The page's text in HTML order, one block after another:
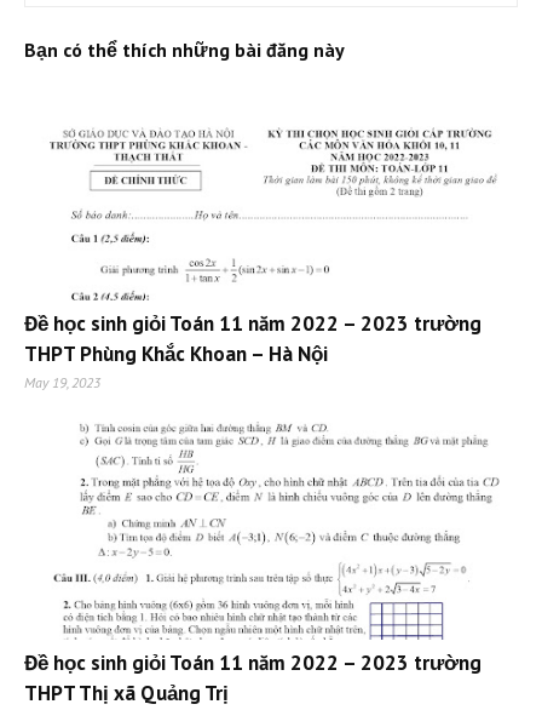
Bạn có thể thích những bài đăng này
Đề học sinh giỏi Toán 11 năm 2022 – 2023 trường
THPT Phùng Khắc Khoan – Hà Nội
May 19, 2023
Đề học sinh giỏi Toán 11 năm 2022 – 2023 trường
THPT Thị xã Quảng Trị